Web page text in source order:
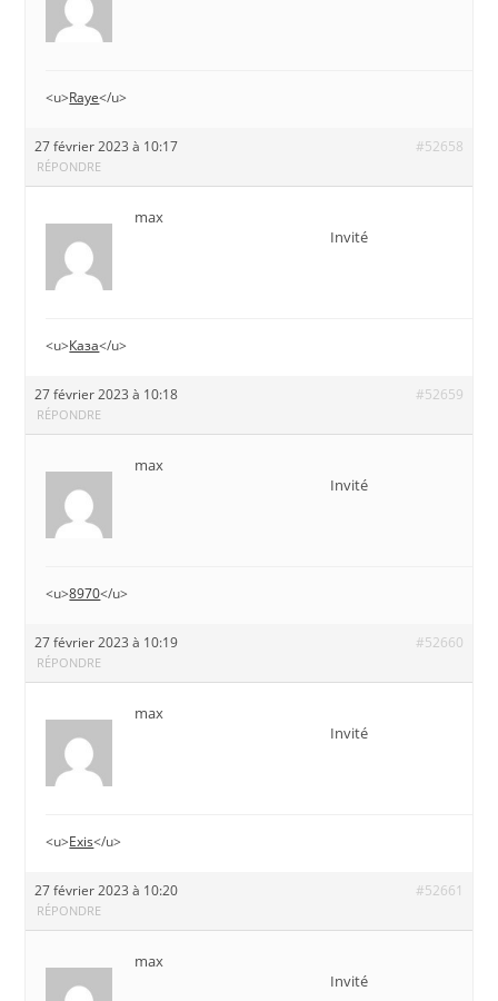
<u>Raye</u>
27 février 2023 à 10:17 #52658
RÉPONDRE
max
Invité
<u>Каза</u>
27 février 2023 à 10:18 #52659
RÉPONDRE
max
Invité
<u>8970</u>
27 février 2023 à 10:19 #52660
RÉPONDRE
max
Invité
<u>Exis</u>
27 février 2023 à 10:20 #52661
RÉPONDRE
max
Invité